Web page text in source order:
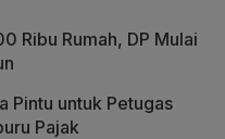
Ribu Rumah, DP Mulai
Pintu untuk Petugas
Pajak